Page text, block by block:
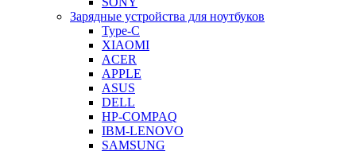
Зарядные устройства для ноутбуков
Type-C
XIAOMI
ACER
APPLE
ASUS
DELL
HP-COMPAQ
IBM-LENOVO
SAMSUNG